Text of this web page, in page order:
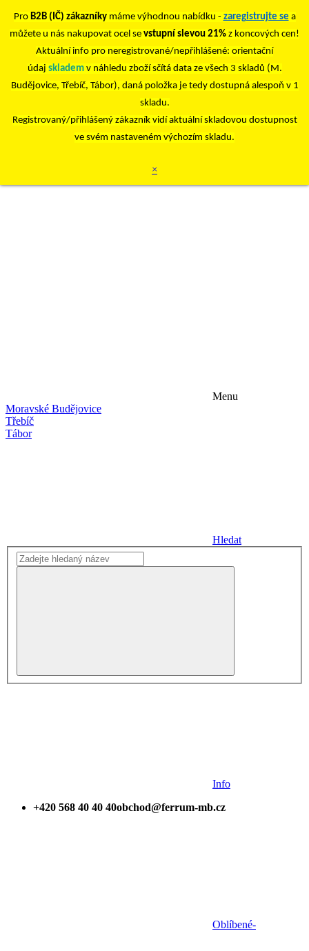
Pro B2B (IČ) zákazníkymáme výhodnou nabídku - zaregistrujte se a
můžete u nás nakupovat ocel se vstupní slevou 21% z koncových cen!
Aktuální info pro neregistrované/nepřihlášené: orientační
údaj skladem v náhledu zboží sčítá data ze všech 3 skladů (M.
Budějovice, Třebíč, Tábor), daná položka je tedy dostupná alespoň v 1
skladu.
Registrovaný/přihlášený zákazník vidí aktuální skladovou dostupnost
ve svém nastaveném výchozím skladu.
×
Menu
Moravské Budějovice
Třebíč
Tábor
Hledat
Info
+420 568 40 40 40obchod@ferrum-mb.cz
Oblíbené-